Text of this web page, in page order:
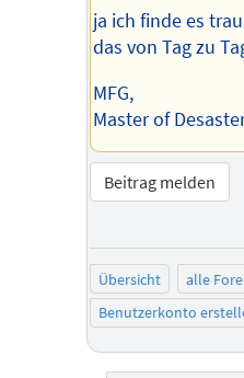
ja ich finde es
das von Tag zu
MFG,
Master of
Beitrag melden
Übersicht alle
Benutzerkonto